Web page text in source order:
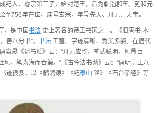
纪人，睿宗第三子，始封楚王，后为临淄郡王。延和元
至756年在位，庙号玄宗，年号先天、开元、天宝。
，是中国书法 史上著名的帝王书家之一。《旧唐书·本
善八分书”。 书法 工整、字迹清晰、秀美多姿。在唐代
窦臮《述书赋》云：“开元应乾，神武聪明，风骨巨
风，笔为海而吞鲸。”《古今法书苑》云：“唐明皇工八
迹很多，以《鹡鸰颂》《纪泰山 铭》《石台孝经》等